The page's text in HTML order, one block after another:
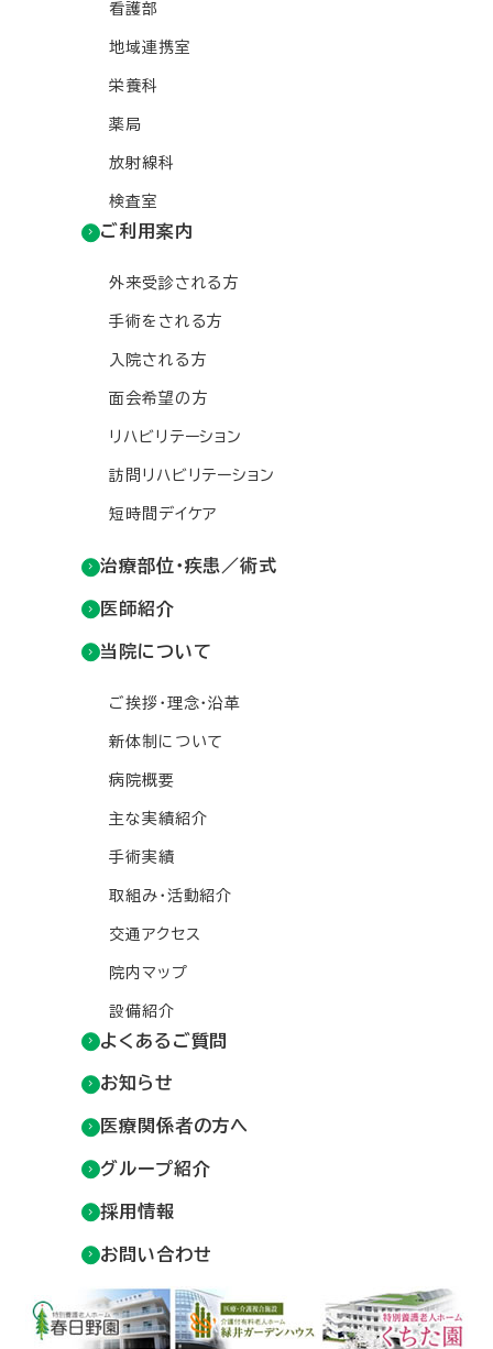
看護部
地域連携室
栄養科
薬局
放射線科
検査室
ご利用案内
外来受診される方
手術をされる方
入院される方
面会希望の方
リハビリテーション
訪問リハビリテーション
短時間デイケア
治療部位・疾患／術式
医師紹介
当院について
ご挨拶・理念・沿革
新体制について
病院概要
主な実績紹介
手術実績
取組み・活動紹介
交通アクセス
院内マップ
設備紹介
よくあるご質問
お知らせ
医療関係者の方へ
グループ紹介
採用情報
お問い合わせ